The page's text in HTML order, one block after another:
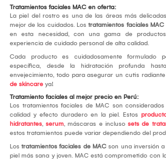
Tratamientos faciales MAC en oferta:
La piel del rostro es una de las áreas más
mejor de los cuidados. Los tratamientos faciales MAC
en esta necesidad, con una gama de
experiencia de cuidado personal de alta calidad.
Cada producto es cuidadosamente formulado
específica, desde la hidratación profunda
envejecimiento, todo para asegurar un cutis radiante
de skincare ya!
Tratamiento faciales al mejor precio en Perú:
Los tratamientos faciales de MAC son
calidad y efecto duradero en la piel. Estos
hidratantes, serum, máscaras e incluso sets de
estos tratamientos puede variar dependiendo del
Los tratamientos faciales de MAC son una inversión
piel más sana y joven. MAC está comprometido con